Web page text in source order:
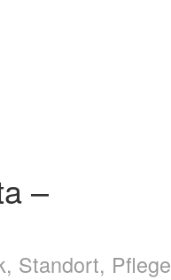
–
Standort, Pflege